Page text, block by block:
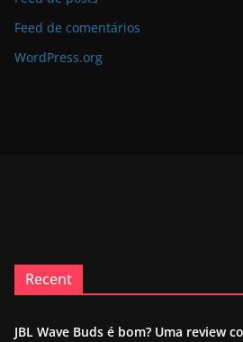
Feed de comentários
WordPress.org
Recent
JBL Wave Buds é bom? Uma review